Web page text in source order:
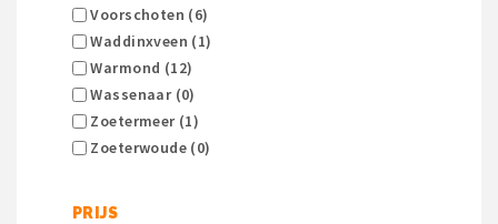
Voorschoten (6)
Waddinxveen (1)
Warmond (12)
Wassenaar (0)
Zoetermeer (1)
Zoeterwoude (0)
PRIJS